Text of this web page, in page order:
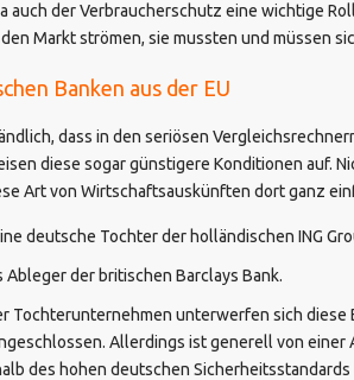
auch der Verbraucherschutz eine wichtige
Markt strömen, sie mussten und müssen
Banken aus der EU
dass in den seriösen
diese sogar günstigere Konditionen auf.
Art von Wirtschaftsauskünften dort ganz
deutsche Tochter der holländischen ING
Ableger der britischen Barclays Bank.
Tochterunternehmen unterwerfen sich
Allerdings ist generell von
des hohen deutschen